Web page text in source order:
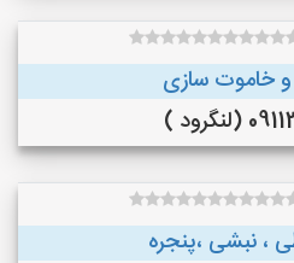
خاموت سازی
)
، نبشی ،پنجره